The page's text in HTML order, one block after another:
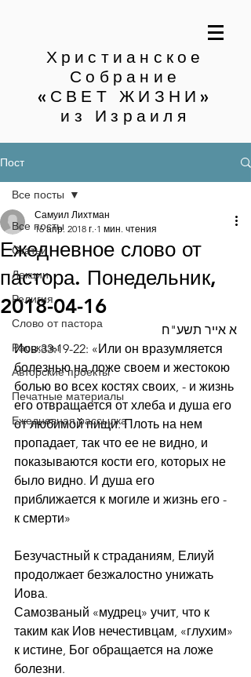
Христианское
Собрание
«СВЕТ ЖИЗНИ»
из Израиля
Пост
Все посты
Статьи
Лекции
Религия
Слово от пастора
Рассказы
Авторские проекты
Печатные материалы
Ежедневная рассылка
Все посты
Ежедневное слово от
пастора. Понедельник,
2018-04-16
Самуил Лихтман
16 апр. 2018 г. 1 мин. чтения
א אייר תשע"ח
Иов.33:19-22: «Или он вразумляется
болезнью на ложе своем и жестокою
болью во всех костях своих, - и жизнь
его отвращается от хлеба и душа его
от любимой пищи. Плоть на нем
пропадает, так что ее не видно, и
показываются кости его, которых не
было видно. И душа его
приближается к могиле и жизнь его -
к смерти»
Безучастный к страданиям, Елиуй
продолжает безжалостно унижать
Иова.
Самозваный «мудрец» учит, что к
таким как Иов нечестивцам, «глухим»
к истине, Бог обращается на ложе
болезни.